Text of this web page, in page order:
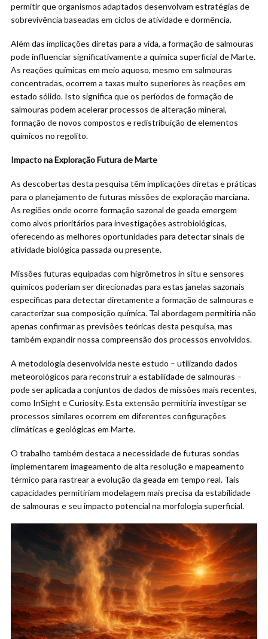
permitir que organismos adaptados desenvolvam estratégias de
sobrevivência baseadas em ciclos de atividade e dormência.
Além das implicações diretas para a vida, a formação de salmouras
pode influenciar significativamente a química superficial de Marte.
As reações químicas em meio aquoso, mesmo em salmouras
concentradas, ocorrem a taxas muito superiores às reações em
estado sólido. Isto significa que os períodos de formação de
salmouras podem acelerar processos de alteração mineral,
formação de novos compostos e redistribuição de elementos
químicos no regolito.
Impacto na Exploração Futura de Marte
As descobertas desta pesquisa têm implicações diretas e práticas
para o planejamento de futuras missões de exploração marciana.
As regiões onde ocorre formação sazonal de geada emergem
como alvos prioritários para investigações astrobiológicas,
oferecendo as melhores oportunidades para detectar sinais de
atividade biológica passada ou presente.
Missões futuras equipadas com higrômetros in situ e sensores
químicos poderiam ser direcionadas para estas janelas sazonais
específicas para detectar diretamente a formação de salmouras e
caracterizar sua composição química. Tal abordagem permitiria não
apenas confirmar as previsões teóricas desta pesquisa, mas
também expandir nossa compreensão dos processos envolvidos.
A metodologia desenvolvida neste estudo – utilizando dados
meteorológicos para reconstruir a estabilidade de salmouras –
pode ser aplicada a conjuntos de dados de missões mais recentes,
como InSight e Curiosity. Esta extensão permitiria investigar se
processos similares ocorrem em diferentes configurações
climáticas e geológicas em Marte.
O trabalho também destaca a necessidade de futuras sondas
implementarem imageamento de alta resolução e mapeamento
térmico para rastrear a evolução da geada em tempo real. Tais
capacidades permitiriam modelagem mais precisa da estabilidade
de salmouras e seu impacto potencial na morfologia superficial.